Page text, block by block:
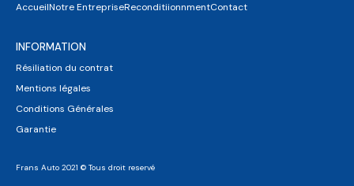
AccueilNotre EntrepriseReconditiionnmentContact
INFORMATION
Résiliation du contrat
Mentions légales
Conditions Générales
Garantie
Frans Auto 2021 © Tous droit reservé